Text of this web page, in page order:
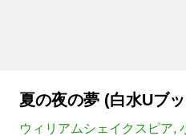
夏の夜の夢 (白水Uブ
ウィリアムシェイクスピア,